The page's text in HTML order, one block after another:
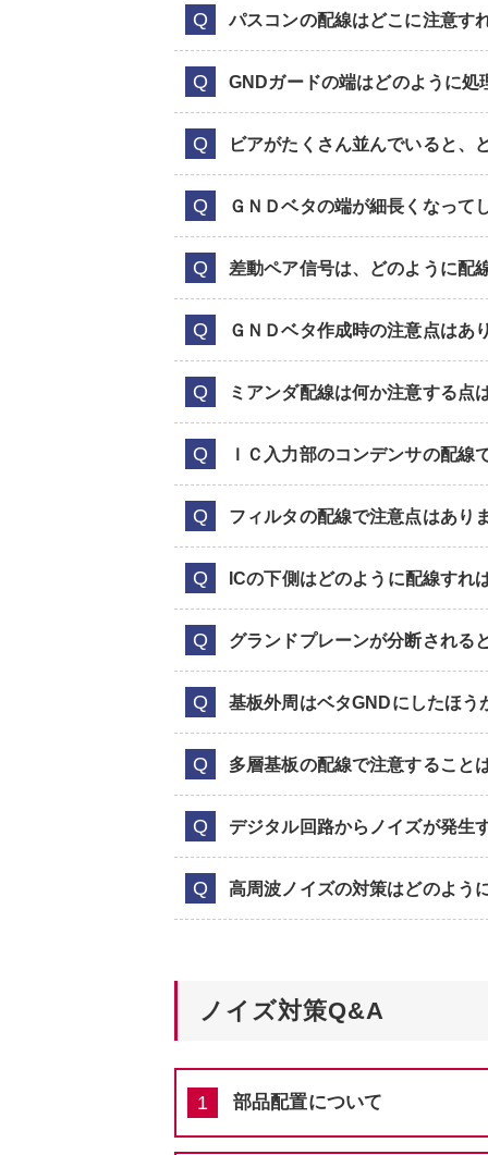
パスコンの配線はどこに注意す
GNDガードの端はどのように処
ビアがたくさん並んでいると、
ＧＮＤベタの端が細長くなって
差動ペア信号は、どのように配
ＧＮＤベタ作成時の注意点はあ
ミアンダ配線は何か注意する点
ＩＣ入力部のコンデンサの配線
フィルタの配線で注意点はあり
ICの下側はどのように配線すれ
グランドプレーンが分断される
基板外周はベタGNDにしたほう
多層基板の配線で注意すること
デジタル回路からノイズが発生
高周波ノイズの対策はどのよう
ノイズ対策Q&A
部品配置について